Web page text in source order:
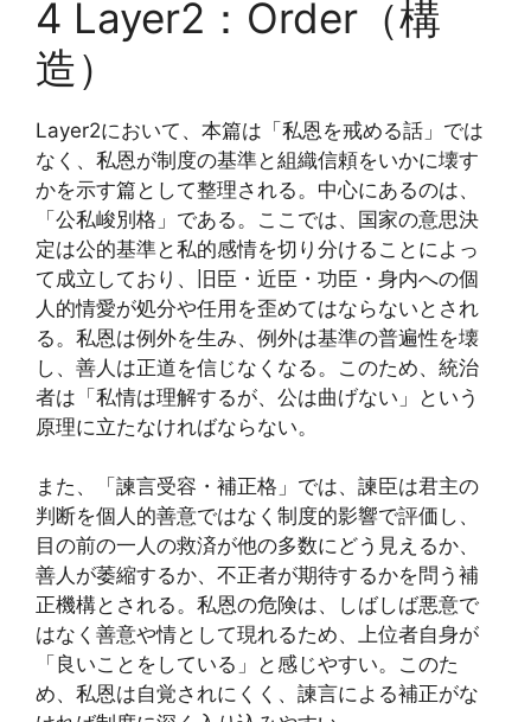
4 Layer2：Order（構
造）
Layer2において、本篇は「私恩を戒める話」では
なく、私恩が制度の基準と組織信頼をいかに壊す
かを示す篇として整理される。中心にあるのは、
「公私峻別格」である。ここでは、国家の意思決
定は公的基準と私的感情を切り分けることによっ
て成立しており、旧臣・近臣・功臣・身内への個
人的情愛が処分や任用を歪めてはならないとされ
る。私恩は例外を生み、例外は基準の普遍性を壊
し、善人は正道を信じなくなる。このため、統治
者は「私情は理解するが、公は曲げない」という
原理に立たなければならない。
また、「諫言受容・補正格」では、諫臣は君主の
判断を個人的善意ではなく制度的影響で評価し、
目の前の一人の救済が他の多数にどう見えるか、
善人が萎縮するか、不正者が期待するかを問う補
正機構とされる。私恩の危険は、しばしば悪意で
はなく善意や情として現れるため、上位者自身が
「良いことをしている」と感じやすい。このた
め、私恩は自覚されにくく、諫言による補正がな